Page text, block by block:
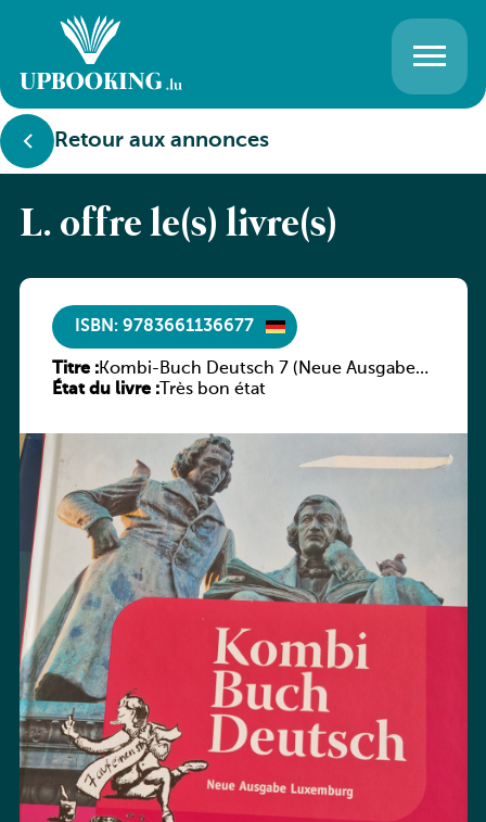
Retour aux annonces
L. offre le(s) livre(s)
ISBN: 9783661136677
Titre :Kombi-Buch Deutsch 7 (Neue Ausgabe
Luxemburg)
État du livre :Très bon état